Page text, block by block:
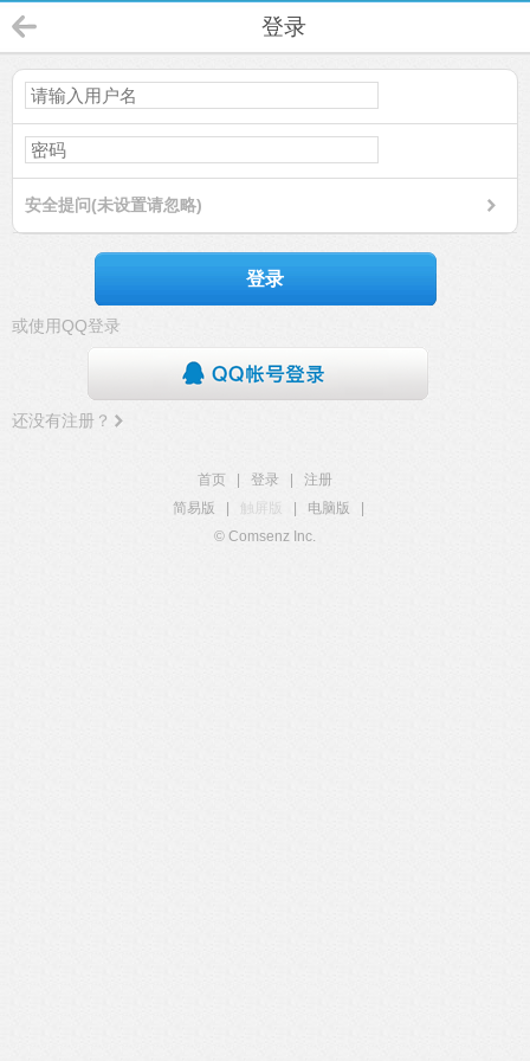
登录
安全提问(未设置请忽略)
登录
或使用QQ登录
还没有注册？
首页 登录
注册
简易版
触屏版 电脑版
© Comsenz Inc.